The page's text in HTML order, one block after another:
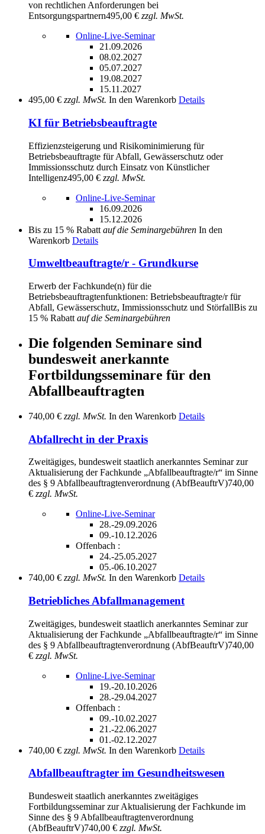
von rechtlichen Anforderungen bei
Entsorgungspartnern495,00 € zzgl. MwSt.
Online-Live-Seminar
21.09.2026
08.02.2027
05.07.2027
19.08.2027
15.11.2027
495,00 € zzgl. MwSt. In den Warenkorb Details
KI für Betriebsbeauftragte
Effizienzsteigerung und Risikominimierung für
Betriebsbeauftragte für Abfall, Gewässerschutz oder
Immissionsschutz durch Einsatz von Künstlicher
Intelligenz495,00 € zzgl. MwSt.
Online-Live-Seminar
16.09.2026
15.12.2026
Bis zu 15 % Rabatt auf die Seminargebühren In den
Warenkorb Details
Umweltbeauftragte/r - Grundkurse
Erwerb der Fachkunde(n) für die
Betriebsbeauftragtenfunktionen: Betriebsbeauftragte/r für
Abfall, Gewässerschutz, Immissionsschutz und StörfallBis zu
15 % Rabatt auf die Seminargebühren
Die folgenden Seminare sind
bundesweit anerkannte
Fortbildungsseminare für den
Abfallbeauftragten
740,00 € zzgl. MwSt. In den Warenkorb Details
Abfallrecht in der Praxis
Zweitägiges, bundesweit staatlich anerkanntes Seminar zur
Aktualisierung der Fachkunde „Abfallbeauftragte/r“ im Sinne
des § 9 Abfallbeauftragtenverordnung (AbfBeauftrV)740,00
€ zzgl. MwSt.
Online-Live-Seminar
28.-29.09.2026
09.-10.12.2026
Offenbach :
24.-25.05.2027
05.-06.10.2027
740,00 € zzgl. MwSt. In den Warenkorb Details
Betriebliches Abfallmanagement
Zweitägiges, bundesweit staatlich anerkanntes Seminar zur
Aktualisierung der Fachkunde „Abfallbeauftragte/r“ im Sinne
des § 9 Abfallbeauftragtenverordnung (AbfBeauftrV)740,00
€ zzgl. MwSt.
Online-Live-Seminar
19.-20.10.2026
28.-29.04.2027
Offenbach :
09.-10.02.2027
21.-22.06.2027
01.-02.12.2027
740,00 € zzgl. MwSt. In den Warenkorb Details
Abfallbeauftragter im Gesundheitswesen
Bundesweit staatlich anerkanntes zweitägiges
Fortbildungsseminar zur Aktualisierung der Fachkunde im
Sinne des § 9 Abfallbeauftragtenverordnung
(AbfBeauftrV)740,00 € zzgl. MwSt.